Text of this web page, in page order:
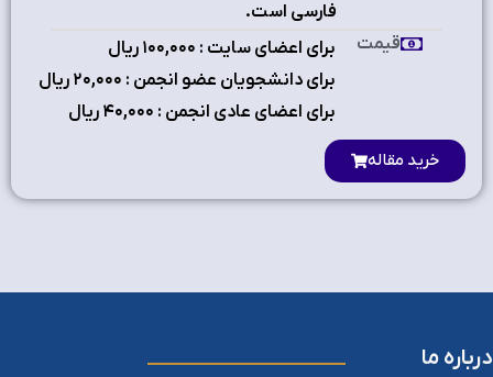
فارسی است.
برای اعضای سایت : ۱٠٠,٠٠٠ ریال
برای دانشجویان عضو انجمن : ۲٠,٠٠٠ ریال
برای اعضای عادی انجمن : ۴٠,٠٠٠ ریال
قیمت
خرید مقاله
درباره ما